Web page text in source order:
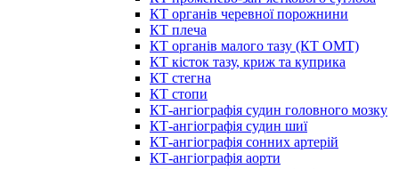
КТ органів черевної порожнини
КТ плеча
КТ органів малого тазу (КТ ОМТ)
КТ кісток тазу, криж та куприка
КТ стегна
КТ стопи
КТ-ангіографія судин головного мозку
КТ-ангіографія судин шиї
КТ-ангіографія сонних артерій
КТ-ангіографія аорти